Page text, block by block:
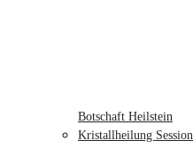
Botschaft Heilstein
Kristallheilung Session